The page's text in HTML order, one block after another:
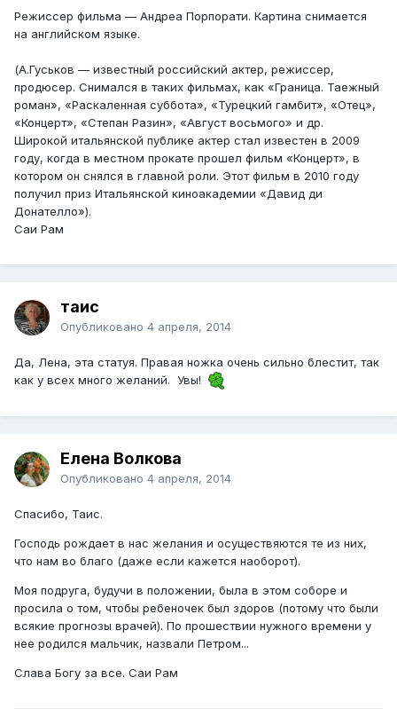
Режиссер фильма — Андреа Порпорати. Картина снимается
на английском языке.
(А.Гуськов — известный российский актер, режиссер,
продюсер. Снимался в таких фильмах, как «Граница. Таежный
роман», «Раскаленная суббота», «Турецкий гамбит», «Отец»,
«Концерт», «Степан Разин», «Август восьмого» и др.
Широкой итальянской публике актер стал известен в 2009
году, когда в местном прокате прошел фильм «Концерт», в
котором он снялся в главной роли. Этот фильм в 2010 году
получил приз Итальянской киноакадемии «Давид ди
Донателло»).
Саи Рам
таис
Опубликовано 4 апреля, 2014
Да, Лена, эта статуя. Правая ножка очень сильно блестит, так
как у всех много желаний. Увы!
Елена Волкова
Опубликовано 4 апреля, 2014
Спасибо, Таис.
Господь рождает в нас желания и осуществяются те из них,
что нам во благо (даже если кажется наоборот).
Моя подруга, будучи в положении, была в этом соборе и
просила о том, чтобы ребеночек был здоров (потому что были
всякие прогнозы врачей). По прошествии нужного времени у
нее родился мальчик, назвали Петром...
Слава Богу за все. Саи Рам